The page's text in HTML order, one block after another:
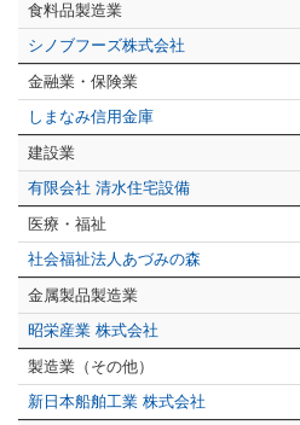
食料品製造業
シノブフーズ株式会社
金融業・保険業
しまなみ信用金庫
建設業
有限会社 清水住宅設備
医療・福祉
社会福祉法人あづみの森
金属製品製造業
昭栄産業 株式会社
製造業（その他）
新日本船舶工業 株式会社